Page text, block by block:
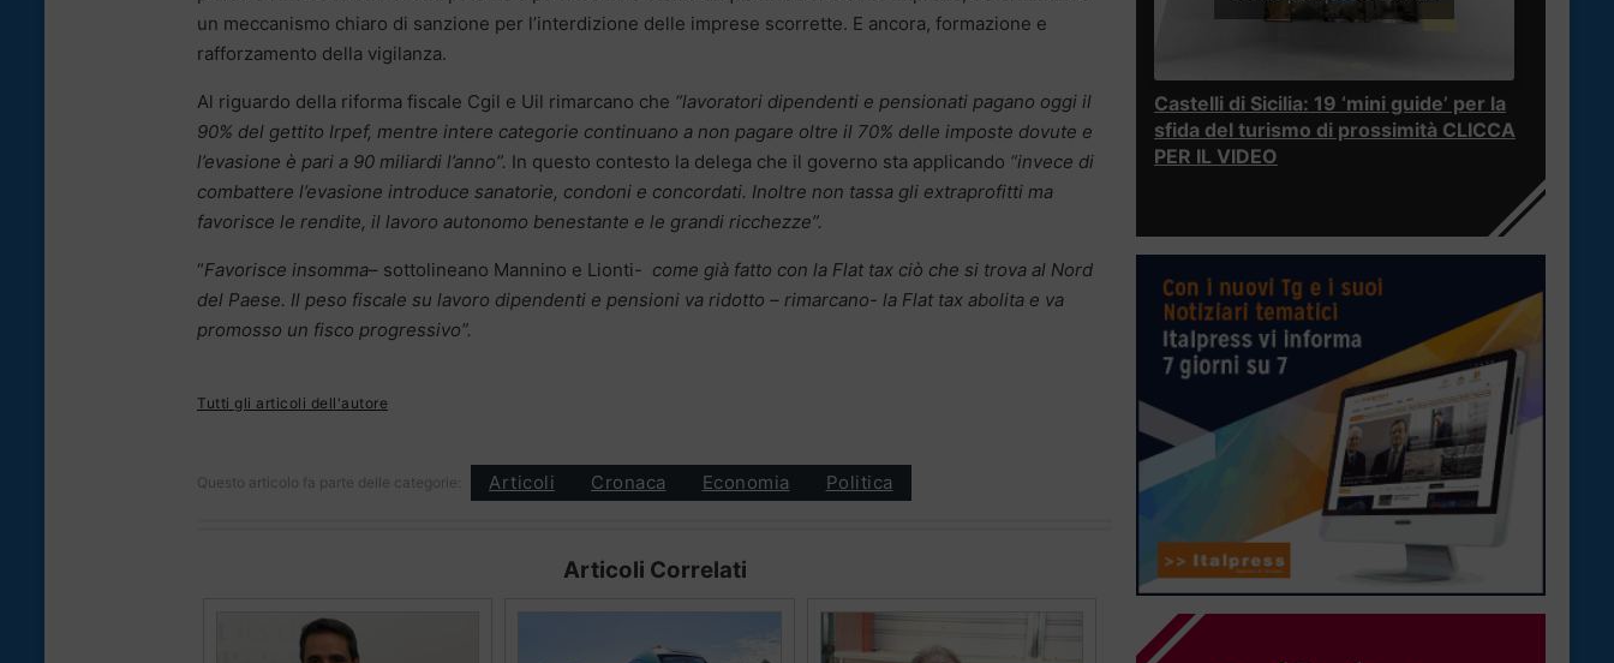
un meccanismo chiaro di sanzione per l’interdizione delle imprese scorrette. E ancora, formazione e
rafforzamento della vigilanza.
Al riguardo della riforma fiscale Cgil e Uil rimarcano che “lavoratori dipendenti e pensionati pagano oggi il
90% del gettito Irpef, mentre intere categorie continuano a non pagare oltre il 70% delle imposte dovute e
l’evasione è pari a 90 miliardi l’anno”. In questo contesto la delega che il governo sta applicando “invece di
combattere l’evasione introduce sanatorie, condoni e concordati. Inoltre non tassa gli extraprofitti ma
favorisce le rendite, il lavoro autonomo benestante e le grandi ricchezze”.
“Favorisce insomma– sottolineano Mannino e Lionti- come già fatto con la Flat tax ciò che si trova al Nord
del Paese. Il peso fiscale su lavoro dipendenti e pensioni va ridotto – rimarcano- la Flat tax abolita e va
promosso un fisco progressivo”.
Tutti gli articoli dell'autore
Questo articolo fa parte delle categorie: Articoli Cronaca Economia Politica
Articoli Correlati
Castelli di Sicilia: 19 ‘mini guide’ per la
sfida del turismo di prossimità CLICCA
PER IL VIDEO